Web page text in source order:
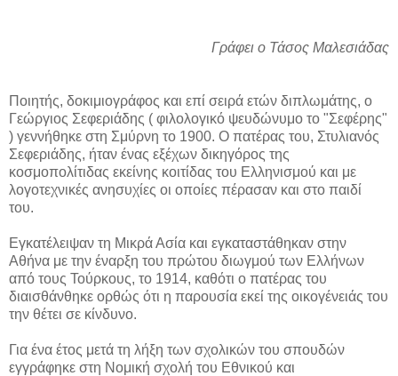
Γράφει ο Τάσος Μαλεσιάδας
Ποιητής, δοκιμιογράφος και επί σειρά ετών διπλωμάτης, ο
Γεώργιος Σεφεριάδης ( φιλολογικό ψευδώνυμο το "Σεφέρης"
) γεννήθηκε στη Σμύρνη το 1900. Ο πατέρας του, Στυλιανός
Σεφεριάδης, ήταν ένας εξέχων δικηγόρος της
κοσμοπολίτιδας εκείνης κοιτίδας του Ελληνισμού και με
λογοτεχνικές ανησυχίες οι οποίες πέρασαν και στο παιδί
του.
Εγκατέλειψαν τη Μικρά Ασία και εγκαταστάθηκαν στην
Αθήνα με την έναρξη του πρώτου διωγμού των Ελλήνων
από τους Τούρκους, το 1914, καθότι ο πατέρας του
διαισθάνθηκε ορθώς ότι η παρουσία εκεί της οικογένειάς του
την θέτει σε κίνδυνο.
Για ένα έτος μετά τη λήξη των σχολικών του σπουδών
εγγράφηκε στη Νομική σχολή του Εθνικού και